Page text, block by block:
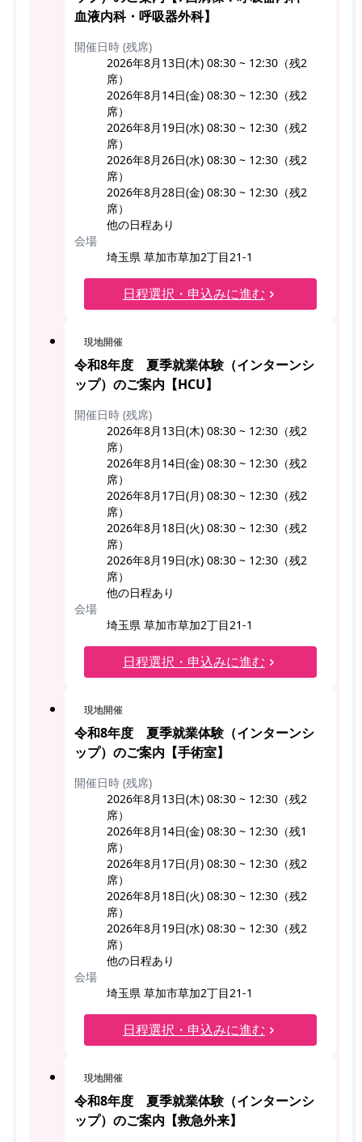
血液内科・呼吸器外科】
開催日時 (残席)
2026年8月13日(木) 08:30 ~ 12:30（残2
席）
2026年8月14日(金) 08:30 ~ 12:30（残2
席）
2026年8月19日(水) 08:30 ~ 12:30（残2
席）
2026年8月26日(水) 08:30 ~ 12:30（残2
席）
2026年8月28日(金) 08:30 ~ 12:30（残2
席）
他の日程あり
会場
埼玉県 草加市草加2丁目21-1
日程選択・申込みに進む
現地開催
令和8年度 夏季就業体験（インターンシ
ップ）のご案内【HCU】
開催日時 (残席)
2026年8月13日(木) 08:30 ~ 12:30（残2
席）
2026年8月14日(金) 08:30 ~ 12:30（残2
席）
2026年8月17日(月) 08:30 ~ 12:30（残2
席）
2026年8月18日(火) 08:30 ~ 12:30（残2
席）
2026年8月19日(水) 08:30 ~ 12:30（残2
席）
他の日程あり
会場
埼玉県 草加市草加2丁目21-1
日程選択・申込みに進む
現地開催
令和8年度 夏季就業体験（インターンシ
ップ）のご案内【手術室】
開催日時 (残席)
2026年8月13日(木) 08:30 ~ 12:30（残2
席）
2026年8月14日(金) 08:30 ~ 12:30（残1
席）
2026年8月17日(月) 08:30 ~ 12:30（残2
席）
2026年8月18日(火) 08:30 ~ 12:30（残2
席）
2026年8月19日(水) 08:30 ~ 12:30（残2
席）
他の日程あり
会場
埼玉県 草加市草加2丁目21-1
日程選択・申込みに進む
現地開催
令和8年度 夏季就業体験（インターンシ
ップ）のご案内【救急外来】